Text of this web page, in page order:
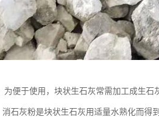
为便于使用，块状生石灰常需加工成生
石灰粉是块状生石灰用适量水熟化而